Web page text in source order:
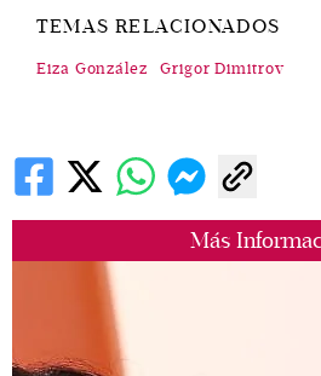
Más
TEMAS RELACIONADOS
Eiza González Grigor Dimitrov